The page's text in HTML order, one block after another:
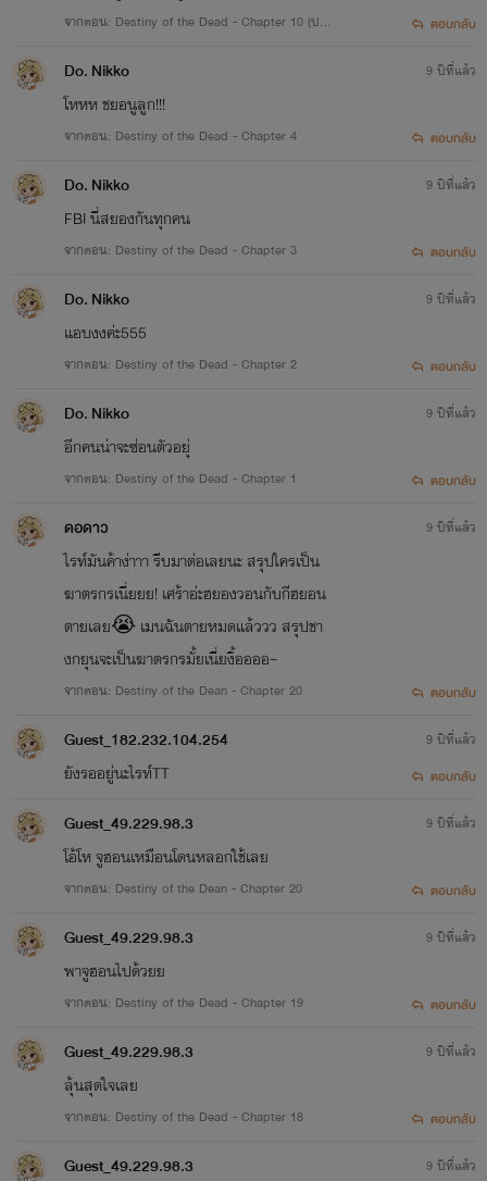
จากตอน: Destiny of the Dead - Chapter 10 (ปรับ
ตอบกลับ
Do. Nikko
โหหห ชยอนูลูก!!!
จากตอน: Destiny of the Dead - Chapter 4
9 ปีที่แล้ว
ตอบกลับ
Do. Nikko
FBI นี่สยองกันทุกคน
จากตอน: Destiny of the Dead - Chapter 3
9 ปีที่แล้ว
ตอบกลับ
Do. Nikko
แอบงงค่ะ555
จากตอน: Destiny of the Dead - Chapter 2
9 ปีที่แล้ว
ตอบกลับ
Do. Nikko
อีกคนน่าจะซ่อนตัวอยุ่
จากตอน: Destiny of the Dead - Chapter 1
9 ปีที่แล้ว
ตอบกลับ
ดอดาว
ไรท์มันค้าง่าาา รีบมาต่อเลยนะ สรุปใครเป็น
ฆาตรกรเนี่ยยย! เศร้าอ่ะฮยองวอนกับกีฮยอน
ตายเลย😭 เมนฉันตายหมดแล้ววว สรุปชา
งกยุนจะเป็นฆาตรกรมั้ยเนี่ยงื้ออออ~
จากตอน: Destiny of the Dean - Chapter 20
9 ปีที่แล้ว
ตอบกลับ
Guest_182.232.104.254
ยังรออยู่นะไรท์TT
9 ปีที่แล้ว
ตอบกลับ
Guest_49.229.98.3
โอ้โห จูฮอนเหมือนโดนหลอกใช้เลย
จากตอน: Destiny of the Dean - Chapter 20
9 ปีที่แล้ว
ตอบกลับ
Guest_49.229.98.3
พาจูฮอนไปด้วยย
จากตอน: Destiny of the Dead - Chapter 19
9 ปีที่แล้ว
ตอบกลับ
Guest_49.229.98.3
ลุ้นสุดใจเลย
จากตอน: Destiny of the Dead - Chapter 18
9 ปีที่แล้ว
ตอบกลับ
Guest_49.229.98.3 9 ปีที่แล้ว